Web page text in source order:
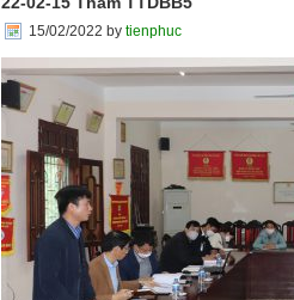
15/02/2022 by tienphuc